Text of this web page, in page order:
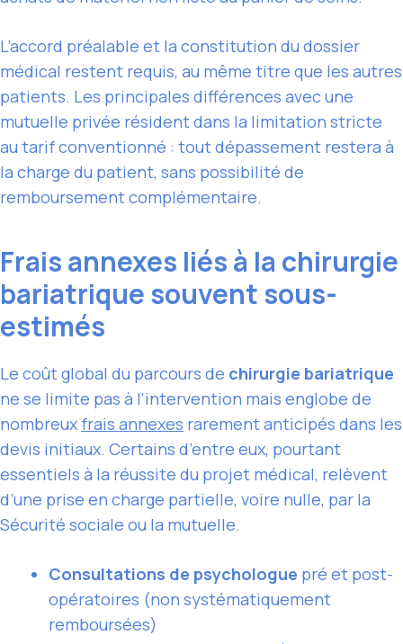
L’accord préalable et la constitution du dossier
médical restent requis, au même titre que les autres
patients. Les principales différences avec une
mutuelle privée résident dans la limitation stricte
au tarif conventionné : tout dépassement restera à
la charge du patient, sans possibilité de
remboursement complémentaire.
Frais annexes liés à la chirurgie
bariatrique souvent sous-
estimés
Le coût global du parcours de chirurgie bariatrique
ne se limite pas à l’intervention mais englobe de
nombreux frais annexes rarement anticipés dans les
devis initiaux. Certains d’entre eux, pourtant
essentiels à la réussite du projet médical, relèvent
d’une prise en charge partielle, voire nulle, par la
Sécurité sociale ou la mutuelle.
Consultations de psychologue pré et post-
opératoires (non systématiquement
remboursées)